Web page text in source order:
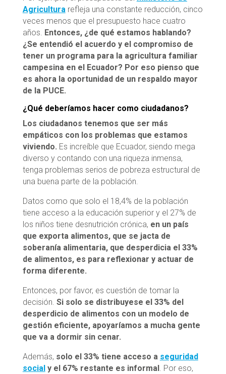
Agricultura refleja una constante reducción, cinco
veces menos que el presupuesto hace cuatro
años. Entonces, ¿de qué estamos hablando?
¿Se entendió el acuerdo y el compromiso de
tener un programa para la agricultura familiar
campesina en el Ecuador? Por eso pienso que
es ahora la oportunidad de un respaldo mayor
de la PUCE.
¿Qué deberíamos hacer como ciudadanos?
Los ciudadanos tenemos que ser más
empáticos con los problemas que estamos
viviendo. Es increíble que Ecuador, siendo mega
diverso y contando con una riqueza inmensa,
tenga problemas serios de pobreza estructural de
una buena parte de la población.
Datos como que solo el 18,4% de la población
tiene acceso a la educación superior y el 27% de
los niños tiene desnutrición crónica, en un país
que exporta alimentos, que se jacta de
soberanía alimentaria, que desperdicia el 33%
de alimentos, es para reflexionar y actuar de
forma diferente.
Entonces, por favor, es cuestión de tomar la
decisión. Si solo se distribuyese el 33% del
desperdicio de alimentos con un modelo de
gestión eficiente, apoyaríamos a mucha gente
que va a dormir sin cenar.
Además, solo el 33% tiene acceso a seguridad
socialy el 67% restante es informal. Por eso,